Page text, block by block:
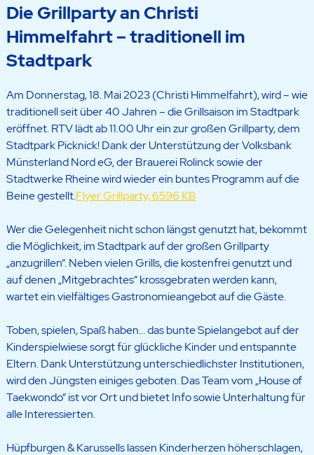
Die Grillparty an Christi
Himmelfahrt – traditionell im
Stadtpark
Am Donnerstag, 18. Mai 2023 (Christi Himmelfahrt), wird – wie
traditionell seit über 40 Jahren – die Grillsaison im Stadtpark
eröffnet. RTV lädt ab 11.00 Uhr ein zur großen Grillparty, dem
Stadtpark Picknick! Dank der Unterstützung der Volksbank
Münsterland Nord eG, der Brauerei Rolinck sowie der
Stadtwerke Rheine wird wieder ein buntes Programm auf die
Beine gestellt.Flyer Grillparty, 6596 KB
Wer die Gelegenheit nicht schon längst genutzt hat, bekommt
die Möglichkeit, im Stadtpark auf der großen Grillparty
„anzugrillen“. Neben vielen Grills, die kostenfrei genutzt und
auf denen „Mitgebrachtes“ krossgebraten werden kann,
wartet ein vielfältiges Gastronomieangebot auf die Gäste.
Toben, spielen, Spaß haben… das bunte Spielangebot auf der
Kinderspielwiese sorgt für glückliche Kinder und entspannte
Eltern. Dank Unterstützung unterschiedlichster Institutionen,
wird den Jüngsten einiges geboten. Das Team vom „House of
Taekwondo“ ist vor Ort und bietet Info sowie Unterhaltung für
alle Interessierten.
Hüpfburgen & Karussells lassen Kinderherzen höherschlagen,